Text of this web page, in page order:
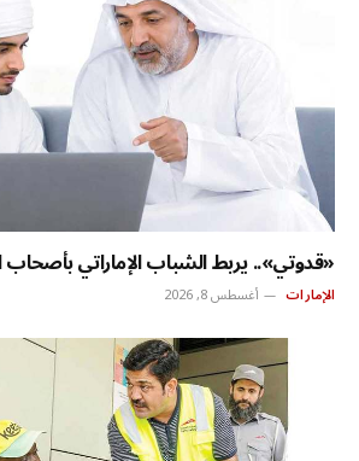
«قدوتي».. يربط الشباب الإماراتي بأصحاب
الإمارات أغسطس 8, 2026